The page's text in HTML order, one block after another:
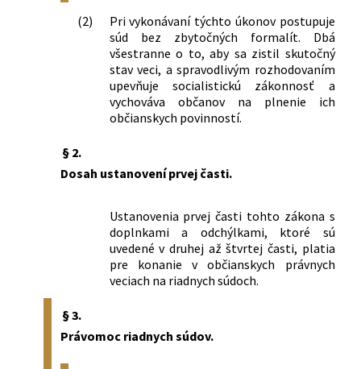
(2)
Pri vykonávaní týchto úkonov postupuje
súd bez zbytočných formalít. Dbá
všestranne o to, aby sa zistil skutočný
stav veci, a spravodlivým rozhodovaním
upevňuje socialistickú zákonnosť a
vychováva občanov na plnenie ich
občianskych povinností.
§ 2.
Dosah ustanovení prvej časti.
Ustanovenia prvej časti tohto zákona s
doplnkami a odchýlkami, ktoré sú
uvedené v druhej až štvrtej časti, platia
pre konanie v občianskych právnych
veciach na riadnych súdoch.
§ 3.
Právomoc riadnych súdov.